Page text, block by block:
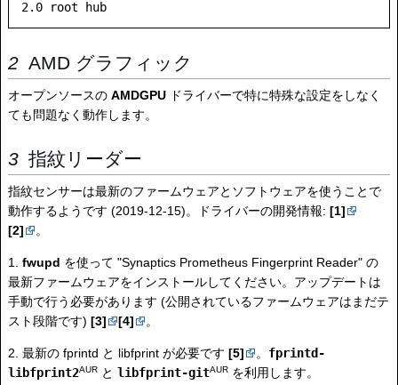
AMD グラフィック
オープンソースの AMDGPU ドライバーで特に特殊な設定をしなく
ても問題なく動作します。
指紋リーダー
指紋センサーは最新のファームウェアとソフトウェアを使うことで
動作するようです (2019-12-15)。ドライバーの開発情報: [1]
[2]
。
1. fwupd を使って "Synaptics Prometheus Fingerprint Reader" の
最新ファームウェアをインストールしてください。アップデートは
手動で行う必要があります (公開されているファームウェアはまだテ
スト段階です) [3] [4] 。
2. 最新の fprintd と libfprint が必要です [5] 。 fprintd-
libfprint2AUR と libfprint-gitAUR を利用します。